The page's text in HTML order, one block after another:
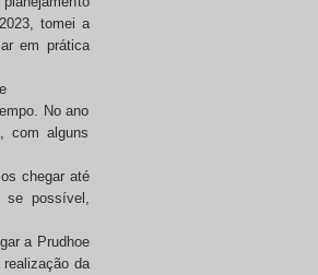
tomei a
em prática
No ano
com alguns
chegar até
se possível,
a Prudhoe
da